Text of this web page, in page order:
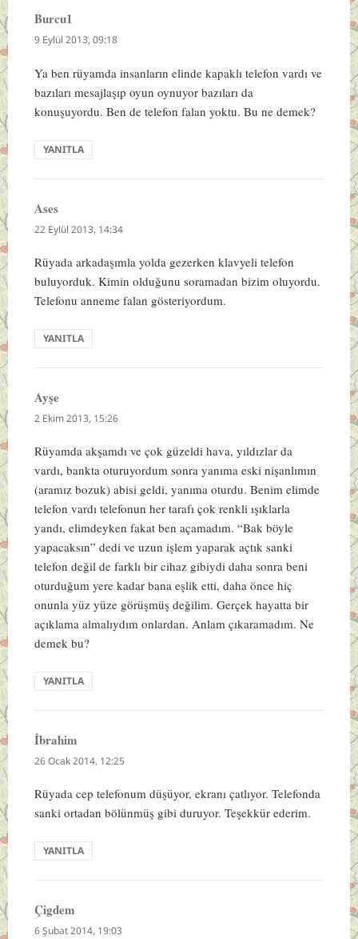
Burcu1
ki:
9 Eylül 2013, 09:18
Ya ben rüyamda insanların elinde kapaklı telefon vardı ve
bazıları mesajlaşıp oyun oynuyor bazıları da
konuşuyordu. Ben de telefon falan yoktu. Bu ne demek?
YANITLA
Asesdedi
ki:
22 Eylül 2013, 14:34
Rüyada arkadaşımla yolda gezerken klavyeli telefon
buluyorduk. Kimin olduğunu soramadan bizim oluyordu.
Telefonu anneme falan gösteriyordum.
YANITLA
Ayşe
ki:
2 Ekim 2013, 15:26
Rüyamda akşamdı ve çok güzeldi hava, yıldızlar da
vardı, bankta oturuyordum sonra yanıma eski nişanlımın
(aramız bozuk) abisi geldi, yanıma oturdu. Benim elimde
telefon vardı telefonun her tarafı çok renkli ışıklarla
yandı, elimdeyken fakat ben açamadım. “Bak böyle
yapacaksın” dedi ve uzun işlem yaparak açtık sanki
telefon değil de farklı bir cihaz gibiydi daha sonra beni
oturduğum yere kadar bana eşlik etti, daha önce hiç
onunla yüz yüze görüşmüş değilim. Gerçek hayatta bir
açıklama almalıydım onlardan. Anlam çıkaramadım. Ne
demek bu?
YANITLA
İbrahim
ki:
26 Ocak 2014, 12:25
Rüyada cep telefonum düşüyor, ekranı çatlıyor. Telefonda
sanki ortadan bölünmüş gibi duruyor. Teşekkür ederim.
YANITLA
Çigdem
ki:
6 Şubat 2014, 19:03